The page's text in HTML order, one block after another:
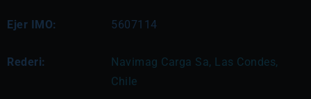
Ejer IMO: 5607114
Rederi:
Navimag Carga Sa, Las Condes,
Chile